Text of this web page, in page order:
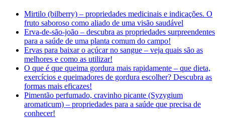
Mirtilo (bilberry) – propriedades medicinais e indicações. O
fruto saboroso como aliado de uma visão saudável
Erva-de-são-joão – descubra as propriedades surpreendentes
para a saúde de uma planta comum do campo!
Ervas para baixar o açúcar no sangue – veja quais são as
melhores e como as utilizar!
O que é que queima gordura mais rapidamente – que dieta,
exercícios e queimadores de gordura escolher? Descubra as
formas mais eficazes!
Pimentão perfumado, cravinho picante (Syzygium
aromaticum) – propriedades para a saúde que precisa de
conhecer!